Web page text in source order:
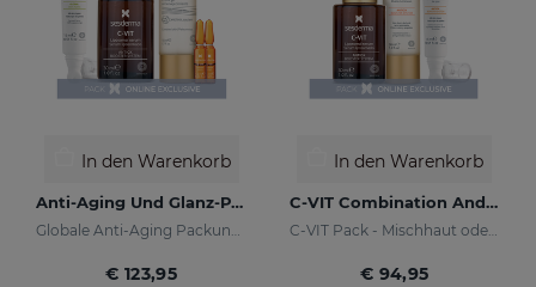
In den Warenkorb
Anti-Aging Und Glanz-PACK
Globale Anti-Aging Packung für Tag und Nacht
€ 123,95
In den Warenkorb
C-VIT Combination And Oily Skin PACK
C-VIT Pack - Mischhaut oder fettige Haut - online exklusiv
€ 94,95